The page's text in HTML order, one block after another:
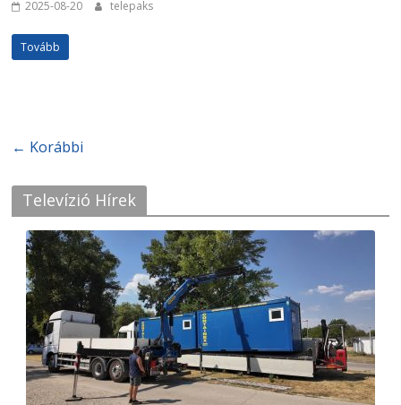
2025-08-20 telepaks
Tovább
Televízió Hírek